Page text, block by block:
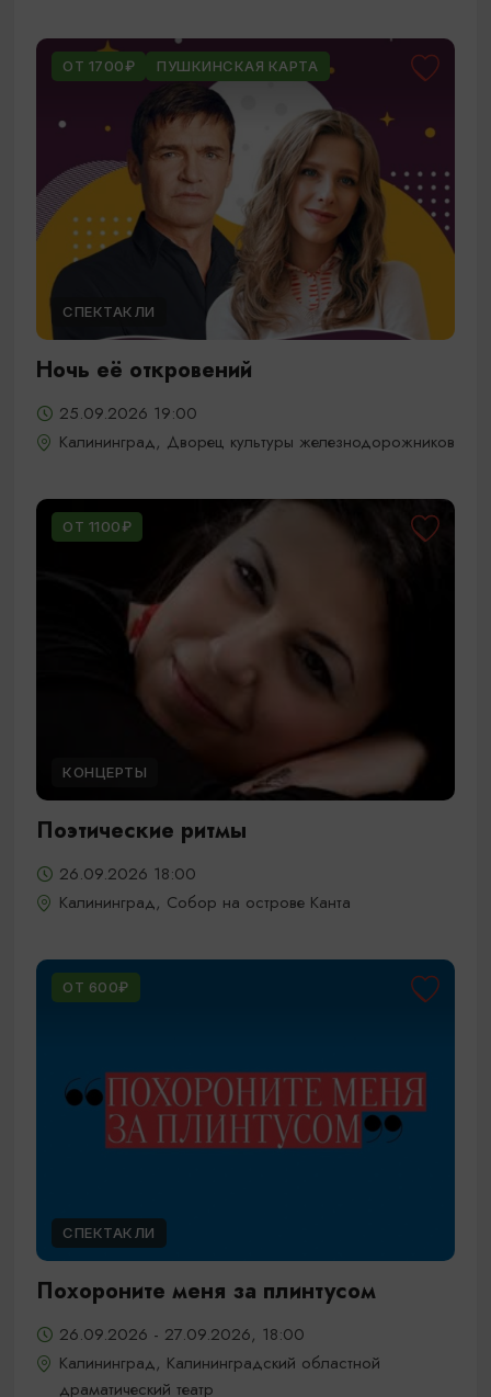
ОТ 1700₽ ПУШКИНСКАЯ КАРТА
СПЕКТАКЛИ
Ночь её откровений
25.09.2026 19:00
Калининград, Дворец культуры железнодорожников
ОТ 1100₽
КОНЦЕРТЫ
Поэтические ритмы
26.09.2026 18:00
Калининград, Собор на острове Канта
ОТ 600₽
СПЕКТАКЛИ
Похороните меня за плинтусом
26.09.2026 - 27.09.2026, 18:00
Калининград, Калининградский областной
драматический театр